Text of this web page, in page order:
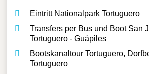
Eintritt Nationalpark Tortuguero
Transfers per Bus und Boot San
Tortuguero - Guápiles
Bootskanaltour Tortuguero,
Tortuguero